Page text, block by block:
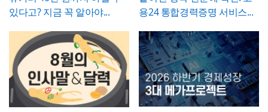
는 문제점에서 언급한 리스크가 해소되는 방
향으로 구체적으로 서술하고, 기대효과는 가
능한 한 수치화(업무시간 단축 몇 시간, 만족
도 개선 등)해 목표와의 인과관계가 드러나도
록 작성하는 것이 좋습니다.
요한 내용을 효과적으로 정리할 수 있으며, 광
광고 업체 등 다양한 분야에서 활용하기 좋습
니다. 특히 임팩트 있고 트렌디한 톤으로 크리
에이티브한 인상을 남겨야 하는 실무자와 기
획자에게 추천하는 템플릿입니다.
폰트가 없을 경우 기본 폰트로 보입니다.
* 폰트는 따로 제공되지 않으므로 다운로드
파워포인트 > 배경템플릿 > 비즈니스/금융
배경템플릿 12P
있다고? 지금 꼭 알아야...
용24 통합경력증명 서비스...